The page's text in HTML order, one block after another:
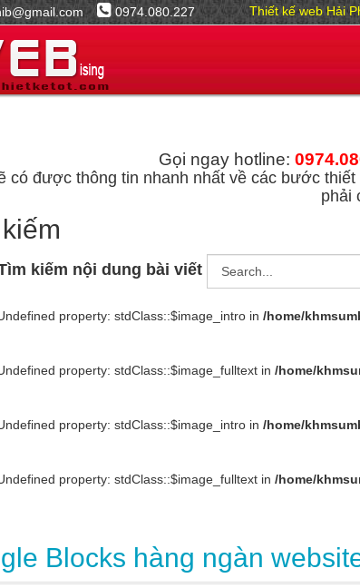
0974.080.227 Thiết kế web Hải
Gọi ngay hotline:
có được thông tin nhanh nhất về các bước
phải
kiếm nội dung bài viết
property: stdClass::$image_intro in /home/
property: stdClass::$image_fulltext in /home/
property: stdClass::$image_intro in /home/
property: stdClass::$image_fulltext in /home/
Blocks hàng ngàn